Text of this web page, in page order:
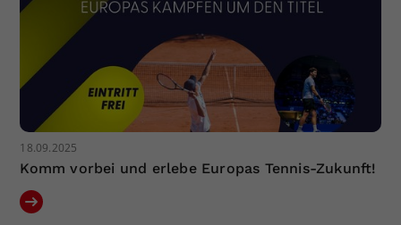
18.09.2025
Komm vorbei und erlebe Europas Tennis-Zukunft!